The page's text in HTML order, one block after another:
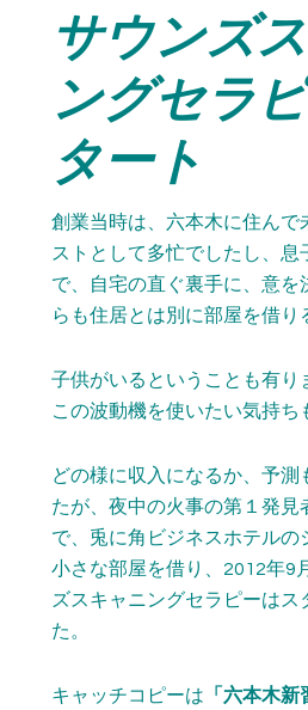
サウンズ
ングセラ
タート
創業当時は、六本木に住んで
ストとして多忙でしたし、息
で、自宅の直ぐ裏手に、意を
らも住居とは別に部屋を借り
子供がいるということも有り
この波動機を使いたい気持ち
どの様に収入になるか、予測
たが、夜中の火事の第１発見
で、兎に角ビジネスホテルの
小さな部屋を借り、2012年9
ズスキャニングセラピーはス
た。
キャッチコピーは 「六本木